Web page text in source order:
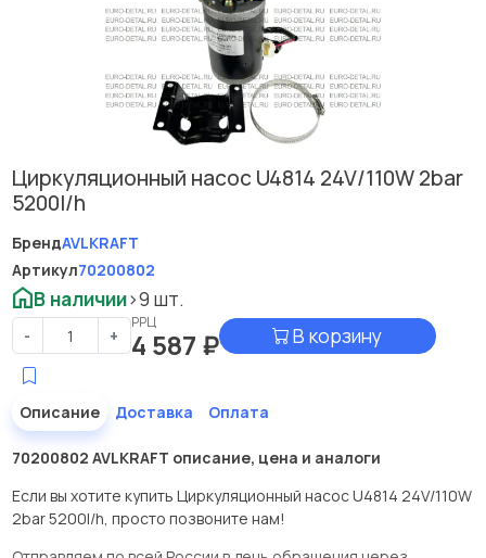
Циркуляционный насос U4814 24V/110W 2bar
5200l/h
БрендAVLKRAFT
Артикул70200802
В наличии>9 шт.
- +
РРЦ
4 587 ₽ В корзину
Описание Доставка Оплата
70200802 AVLKRAFT описание, цена и аналоги
Если вы хотите купить Циркуляционный насос U4814 24V/110W
2bar 5200l/h, просто позвоните нам!